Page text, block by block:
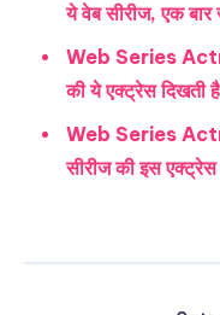
ये वेब सीरीज, एक
Web Series
की ये एक्ट्रेस दिखती
Web Series
सीरीज की इस